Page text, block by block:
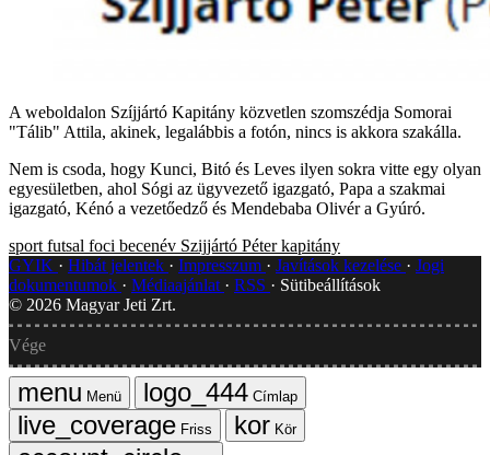
A weboldalon Szíjjártó Kapitány közvetlen szomszédja Somorai
"Tálib" Attila, akinek, legalábbis a fotón, nincs is akkora szakálla.
Nem is csoda, hogy Kunci, Bitó és Leves ilyen sokra vitte egy olyan
egyesületben, ahol Sógi az ügyvezető igazgató, Papa a szakmai
igazgató, Kénó a vezetőedző és Mendebaba Olivér a Gyúró.
sport futsal foci becenév Szijjártó Péter kapitány
GYIK
Hibát jelentek Impresszum Javítások kezelése
Jogi
dokumentumok
Médiaajánlat RSS
Sütibeállítások
© 2026 Magyar Jeti Zrt.
Vége
Menü
Címlap
Friss
Kör